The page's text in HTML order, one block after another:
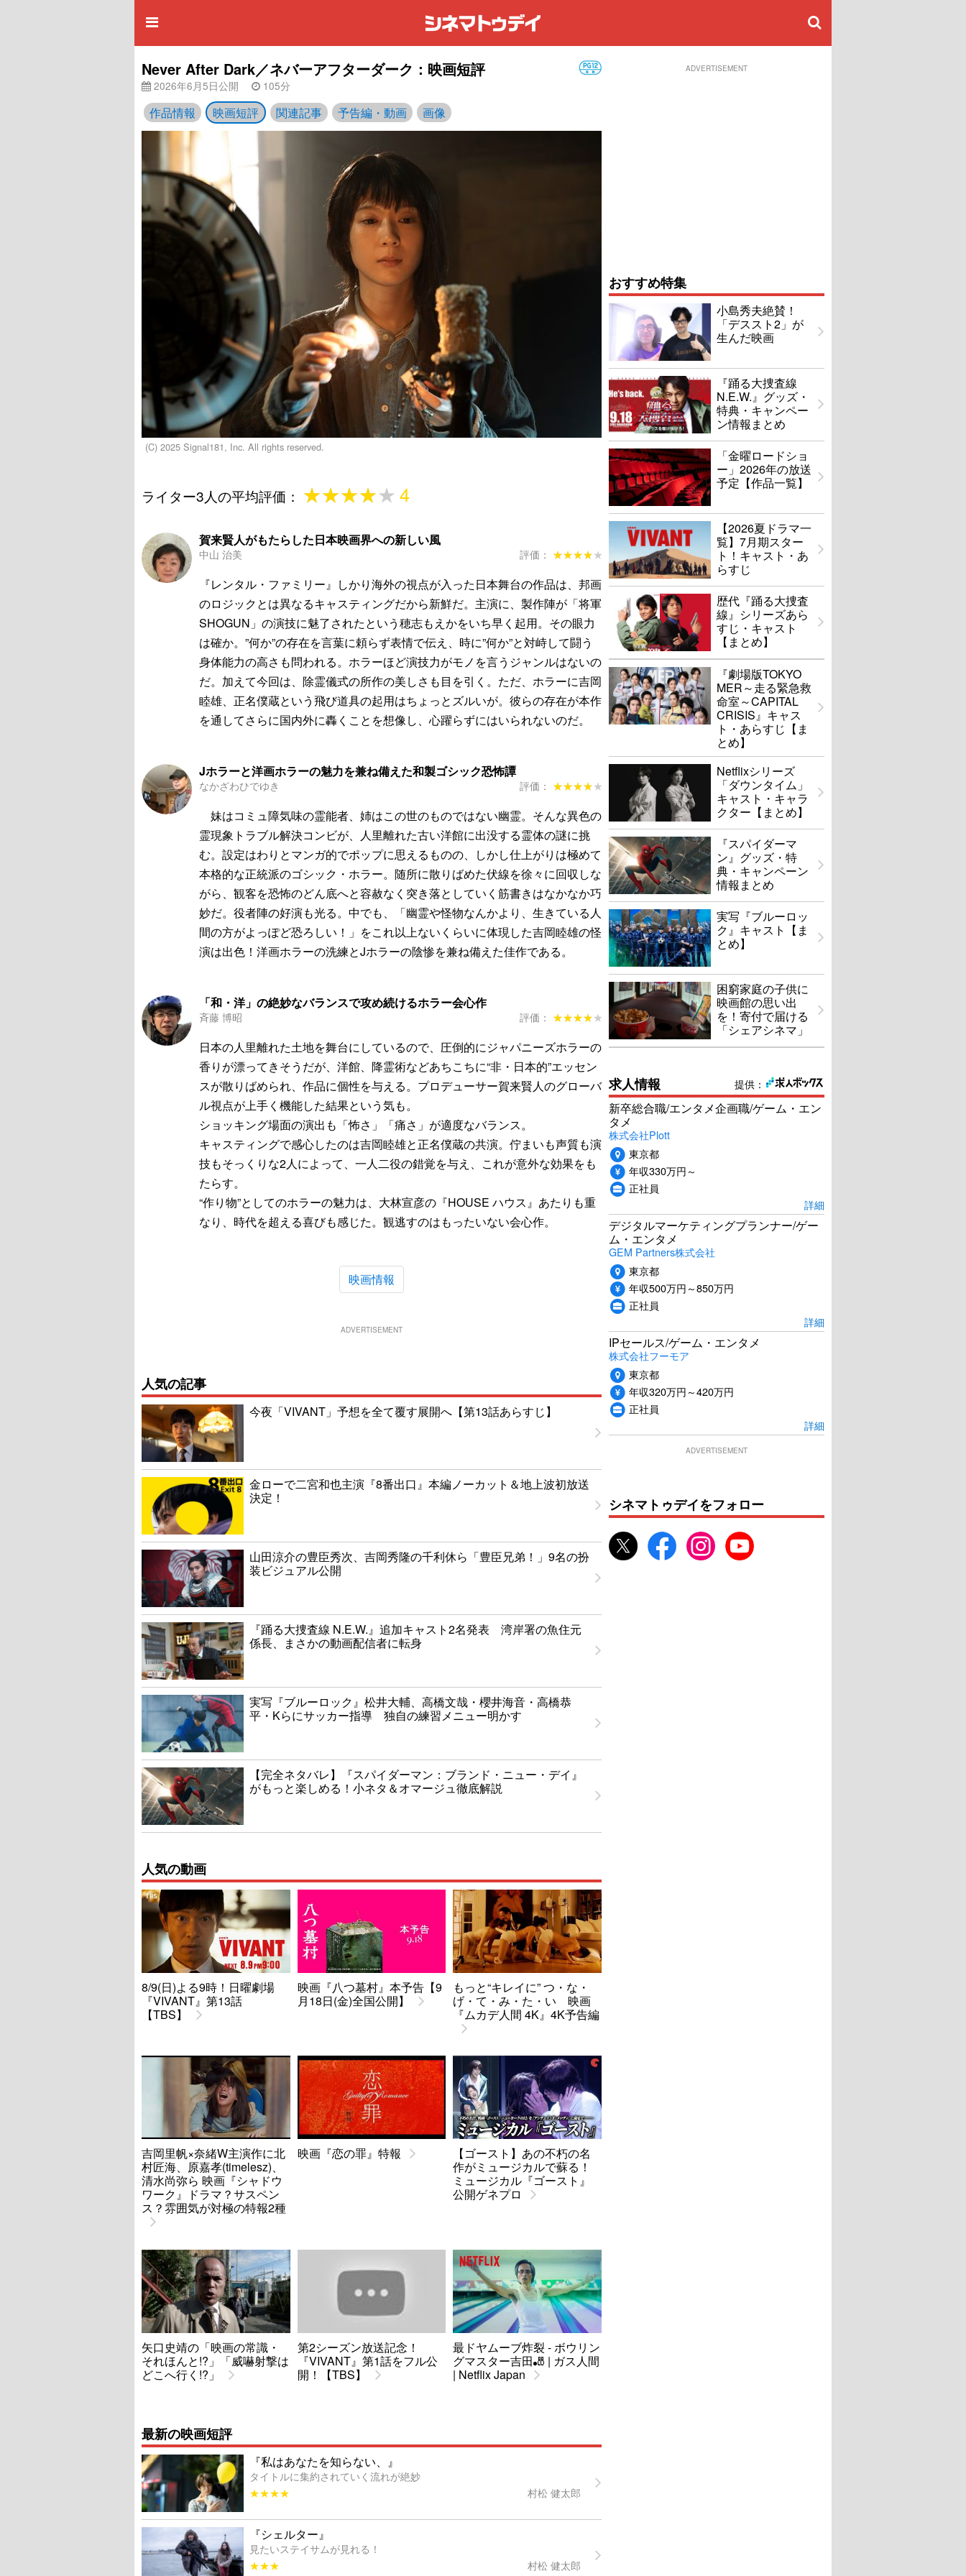
Never After Dark／ネバーアフターダーク：映画短評
2026年6月5日公開 105分
作品情報 映画短評 関連記事 予告編・動画 画像
(C) 2025 Signal181, Inc. All rights reserved.
ライター3人の平均評価： ★★★★★
★★★★★4
賀来賢人がもたらした日本映画界への新しい風
中山 治美 評価： ★★★★★
★★★★★
『レンタル・ファミリー』しかり海外の視点が入った日本舞台の作品は、邦画
のロジックとは異なるキャスティングだから新鮮だ。主演に、製作陣が「将軍
SHOGUN」の演技に魅了されたという穂志もえかをいち早く起用。その眼力
は確か。”何か”の存在を言葉に頼らず表情で伝え、時に”何か”と対峙して闘う
身体能力の高さも問われる。ホラーほど演技力がモノを言うジャンルはないの
だ。加えて今回は、除霊儀式の所作の美しさも目を引く。ただ、ホラーに吉岡
睦雄、正名僕蔵という飛び道具の起用はちょっとズルいが。彼らの存在が本作
を通してさらに国内外に轟くことを想像し、心躍らずにはいられないのだ。
Jホラーと洋画ホラーの魅力を兼ね備えた和製ゴシック恐怖譚
なかざわひでゆき 評価： ★★★★★
★★★★★
妹はコミュ障気味の霊能者、姉はこの世のものではない幽霊。そんな異色の
霊現象トラブル解決コンビが、人里離れた古い洋館に出没する霊体の謎に挑
む。設定はわりとマンガ的でポップに思えるものの、しかし仕上がりは極めて
本格的な正統派のゴシック・ホラー。随所に散りばめた伏線を徐々に回収しな
がら、観客を恐怖のどん底へと容赦なく突き落としていく筋書きはなかなか巧
妙だ。役者陣の好演も光る。中でも、「幽霊や怪物なんかより、生きている人
間の方がよっぽど恐ろしい！」をこれ以上ないくらいに体現した吉岡睦雄の怪
演は出色！洋画ホラーの洗練とJホラーの陰惨を兼ね備えた佳作である。
「和・洋」の絶妙なバランスで攻め続けるホラー会心作
斉藤 博昭 評価： ★★★★★
★★★★★
日本の人里離れた土地を舞台にしているので、圧倒的にジャパニーズホラーの
香りが漂ってきそうだが、洋館、降霊術などあちこちに“非・日本的”エッセン
スが散りばめられ、作品に個性を与える。プロデューサー賀来賢人のグローバ
ル視点が上手く機能した結果という気も。
ショッキング場面の演出も「怖さ」「痛さ」が適度なバランス。
キャスティングで感心したのは吉岡睦雄と正名僕蔵の共演。佇まいも声質も演
技もそっくりな2人によって、一人二役の錯覚を与え、これが意外な効果をも
たらす。
“作り物”としてのホラーの魅力は、大林宣彦の『HOUSE ハウス』あたりも重
なり、時代を超える喜びも感じた。観逃すのはもったいない会心作。
映画情報
ADVERTISEMENT
人気の記事
今夜「VIVANT」予想を全て覆す展開へ【第13話あらすじ】
金ローで二宮和也主演『8番出口』本編ノーカット＆地上波初放送
決定！
山田涼介の豊臣秀次、吉岡秀隆の千利休ら「豊臣兄弟！」9名の扮
装ビジュアル公開
『踊る大捜査線 N.E.W.』追加キャスト2名発表 湾岸署の魚住元
係長、まさかの動画配信者に転身
実写『ブルーロック』松井大輔、高橋文哉・櫻井海音・高橋恭
平・Kらにサッカー指導 独自の練習メニュー明かす
【完全ネタバレ】『スパイダーマン：ブランド・ニュー・デイ』
がもっと楽しめる！小ネタ＆オマージュ徹底解説
人気の動画
8/9(日)よる9時！日曜劇場
『VIVANT』第13話
【TBS】
映画『八つ墓村』本予告【9
月18日(金)全国公開】
もっと“キレイに” つ・な・
げ・て・み・た・い 映画
『ムカデ人間 4K』4K予告編
吉岡里帆×奈緒W主演作に北
村匠海、原嘉孝(timelesz)、
清水尚弥ら 映画『シャドウ
ワーク』ドラマ？サスペン
ス？雰囲気が対極の特報2種
映画『恋の罪』特報
【ゴースト】あの不朽の名
作がミュージカルで蘇る！
ミュージカル『ゴースト』
公開ゲネプロ
矢口史靖の「映画の常識・
それほんと!?」「威嚇射撃は
どこへ行く!?」
第2シーズン放送記念！
『VIVANT』第1話をフル公
開！【TBS】
最ドヤムーブ炸裂 - ボウリン
グマスター吉田🎳 | ガス人間
| Netflix Japan
最新の映画短評
『私はあなたを知らない、』
タイトルに集約されていく流れが絶妙
★★★★
村松 健太郎
『シェルター』
見たいステイサムが見れる！
★★★
村松 健太郎
ADVERTISEMENT
おすすめ特集
小島秀夫絶賛！
「デススト2」が
生んだ映画
『踊る大捜査線
N.E.W.』グッズ・
特典・キャンペー
ン情報まとめ
「金曜ロードショ
ー」2026年の放送
予定【作品一覧】
【2026夏ドラマ一
覧】7月期スター
ト！キャスト・あ
らすじ
歴代『踊る大捜査
線』シリーズあら
すじ・キャスト
【まとめ】
『劇場版TOKYO
MER～走る緊急救
命室～CAPITAL
CRISIS』キャス
ト・あらすじ【ま
とめ】
Netflixシリーズ
「ダウンタイム」
キャスト・キャラ
クター【まとめ】
『スパイダーマ
ン』グッズ・特
典・キャンペーン
情報まとめ
実写『ブルーロッ
ク』キャスト【ま
とめ】
困窮家庭の子供に
映画館の思い出
を！寄付で届ける
「シェアシネマ」
提供：
求人情報
新卒総合職/エンタメ企画職/ゲーム・エン
タメ
株式会社Plott
東京都
年収330万円～
正社員
詳細
デジタルマーケティングプランナー/ゲー
ム・エンタメ
GEM Partners株式会社
東京都
年収500万円～850万円
正社員
詳細
IPセールス/ゲーム・エンタメ
株式会社フーモア
東京都
年収320万円～420万円
正社員
詳細
ADVERTISEMENT
シネマトゥデイをフォロー